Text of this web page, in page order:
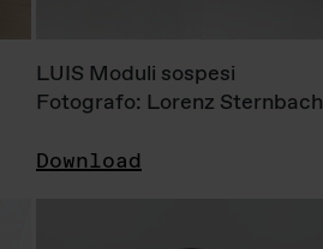
LUIS Moduli sospesi
Fotografo: Lorenz Sternbach
Download